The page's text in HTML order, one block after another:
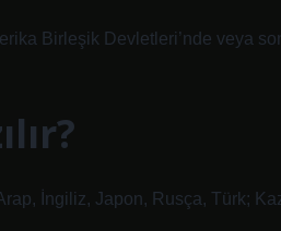
Birleşik Devletleri’nde veya
İngiliz, Japon, Rusça, Türk;